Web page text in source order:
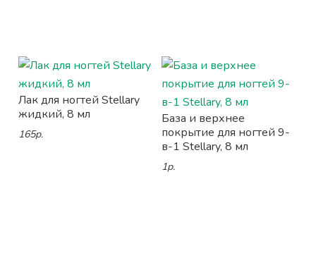
Лак для ногтей Stellary
жидкий, 8 мл
165р.
База и верхнее
покрытие для ногтей 9-
в-1 Stellary, 8 мл
1р.